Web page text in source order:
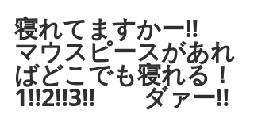
寝れてますかー‼
マウスピースがあれ
ばどこでも寝れる！
1‼2‼3‼　　ダァー‼